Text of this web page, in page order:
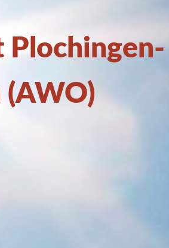
Plochingen-
(AWO)